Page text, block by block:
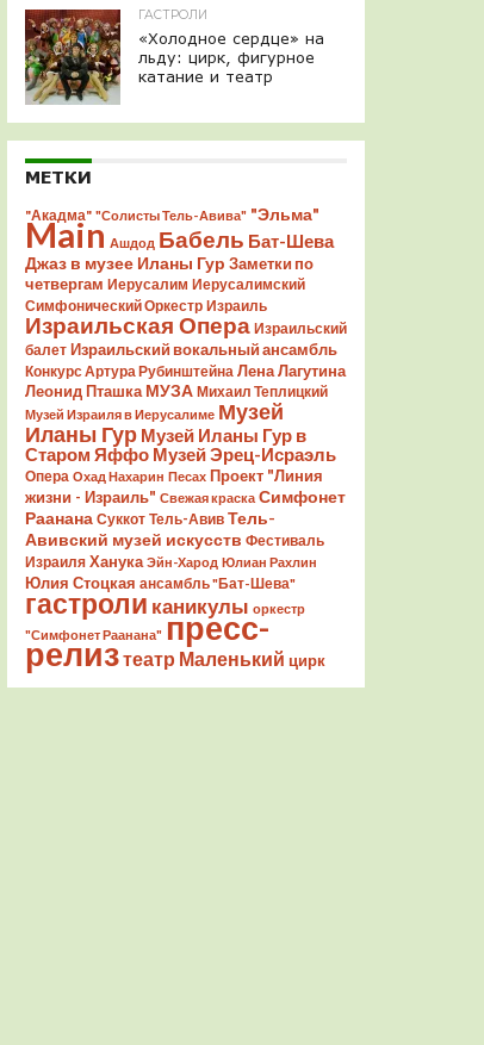
ГАСТРОЛИ
«Холодное сердце» на
льду: цирк, фигурное
катание и театр
МЕТКИ
"Акадма" "Солисты Тель-Авива" "Эльма"
Main Ашдод Бабель Бат-Шева
Джаз в музее Иланы Гур Заметки по
четвергам Иерусалим Иерусалимский
Симфонический Оркестр Израиль
Израильская Опера Израильский
балет Израильский вокальный ансамбль
Конкурс Артура Рубинштейна Лена Лагутина
Леонид Пташка МУЗА Михаил Теплицкий
Музей Израиля в Иерусалиме Музей
Иланы Гур Музей Иланы Гур в
Старом Яффо Музей Эрец-Исраэль
Опера Охад Нахарин Песах Проект "Линия
жизни - Израиль" Свежая краска Симфонет
Раанана Суккот Тель-Авив Тель-
Авивский музей искусств Фестиваль
Израиля Ханука Эйн-Харод Юлиан Рахлин
Юлия Стоцкая ансамбль "Бат-Шева"
гастроли каникулы оркестр
"Симфонет Раанана" пресс-
релизтеатр Маленький цирк